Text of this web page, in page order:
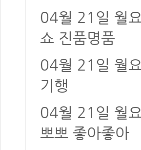
04월 21일 월
쇼 진품명품
04월 21일 월
기행
04월 21일 월
뽀뽀 좋아좋아